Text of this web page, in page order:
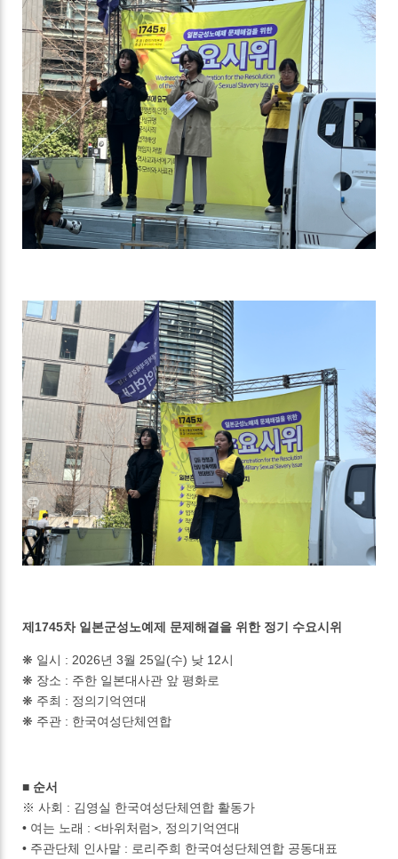
제1745차 일본군성노예제 문제해결을 위한 정기 수요시위
❋ 일시 : 2026년 3월 25일(수) 낮 12시
❋ 장소 : 주한 일본대사관 앞 평화로
❋ 주최 : 정의기억연대
❋ 주관 : 한국여성단체연합
■ 순서
※ 사회 : 김영실 한국여성단체연합 활동가
• 여는 노래 : <바위처럼>, 정의기억연대
• 주관단체 인사말 : 로리주희 한국여성단체연합 공동대표